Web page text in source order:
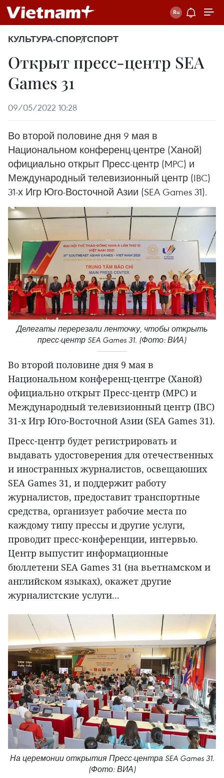
КУЛЬТУРА-СПОРТСПОРТ
Открыт пресс-центр SEA
Games 31
09/05/2022 10:28
Во второй половине дня 9 мая в
Национальном конференц-центре (Ханой)
официально открыт Пресс-центр (MPC) и
Международный телевизионный центр (IBC)
31-х Игр Юго-Восточной Азии (SEA Games 31).
Делегаты перерезали ленточку, чтобы открыть
пресс-центр SEA Games 31. (Фото: ВИА)
Во второй половине дня 9 мая в
Национальном конференц-центре (Ханой)
официально открыт Пресс-центр (MPC) и
Международный телевизионный центр (IBC)
31-х Игр Юго-Восточной Азии (SEA Games 31).
Пресс-центр будет регистрировать и
выдавать удостоверения для отечественных
и иностранных журналистов, освещаюших
SEA Games 31, и поддержит работу
журналистов, предоставит транспортные
средства, организует рабочие места по
каждому типу прессы и другие услуги,
проводит пресс-конференции, интервью.
Центр выпустит информационные
бюллетени SEA Games 31 (на вьетнамском и
английском языках), окажет другие
журналистские услуги...
На церемонии открытия Пресс-центра SEA Games 31.
(Фото: ВИА)